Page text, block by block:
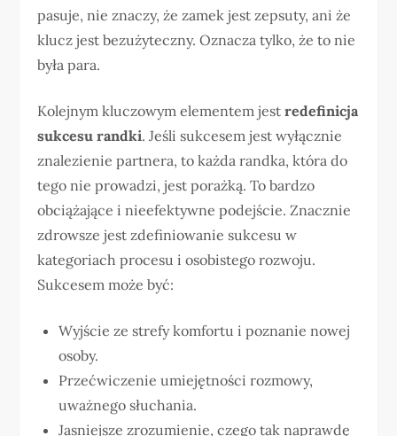
pasuje, nie znaczy, że zamek jest zepsuty, ani że
klucz jest bezużyteczny. Oznacza tylko, że to nie
była para.
Kolejnym kluczowym elementem jestredefinicja
sukcesu randki. Jeśli sukcesem jest wyłącznie
znalezienie partnera, to każda randka, która do
tego nie prowadzi, jest porażką. To bardzo
obciążające i nieefektywne podejście. Znacznie
zdrowsze jest zdefiniowanie sukcesu w
kategoriach procesu i osobistego rozwoju.
Sukcesem może być:
Wyjście ze strefy komfortu i poznanie nowej
osoby.
Przećwiczenie umiejętności rozmowy,
uważnego słuchania.
Jasniejsze zrozumienie, czego tak naprawdę